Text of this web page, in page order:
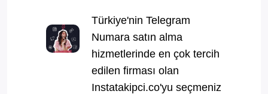
Türkiye'nin Telegram
Numara satın alma
hizmetlerinde en çok tercih
edilen firması olan
Instatakipci.co'yu seçmeniz